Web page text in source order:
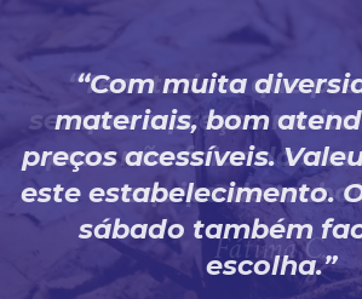
Com muita
materiais, bom
preços acessíveis.
este estabelecimento.
sábado também
escolha.